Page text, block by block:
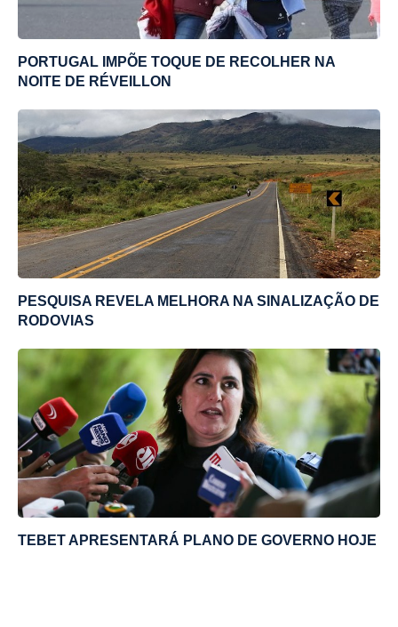
PORTUGAL IMPÕE TOQUE DE RECOLHER NA
NOITE DE RÉVEILLON
PESQUISA REVELA MELHORA NA SINALIZAÇÃO DE
RODOVIAS
TEBET APRESENTARÁ PLANO DE GOVERNO HOJE